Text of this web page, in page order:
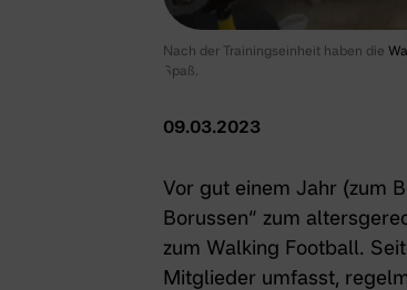
Nach der Trainingseinheit haben die
Spaß.
09.03.2023
Vor gut einem Jahr (zum
Borussen“ zum
zum Walking Football.
Mitglieder umfasst,